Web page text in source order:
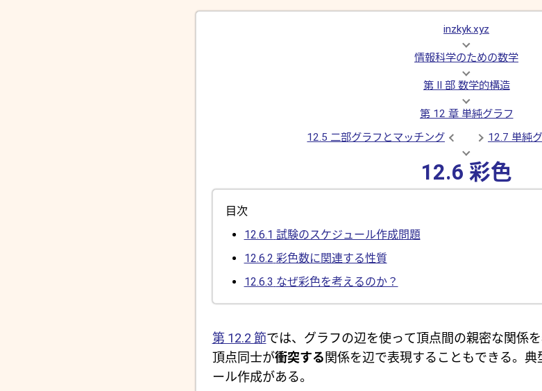
inzkyk.xyz
情報科学のための数学
第 II 部 数学的構造
第 12 章 単純グラフ
12.5 二部グラフとマッチング
12.7 単純
12.6 彩色
目次
12.6.1 試験のスケジュール作成問題
12.6.2 彩色数に関連する性質
12.6.3 なぜ彩色を考えるのか？
第 12.2 節では、グラフの辺を使って頂点間の親密な関係
頂点同士が衝突する 関係を辺で表現することもできる。
ール作成がある。